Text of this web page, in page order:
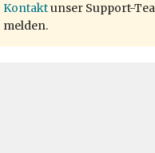
Kontaktunser Support-
melden.